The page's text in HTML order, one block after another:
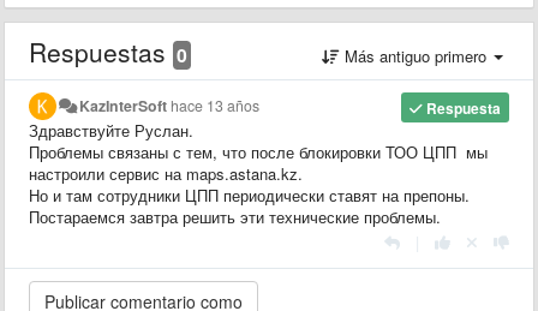
Respuestas 0 Más antiguo primero
Respuesta
KazInterSoft hace 13 años
Здравствуйте Руслан.
Проблемы связаны с тем, что после блокировки ТОО ЦПП мы
настроили сервис на maps.astana.kz.
Но и там сотрудники ЦПП периодически ставят на препоны.
Постараемся завтра решить эти технические проблемы.